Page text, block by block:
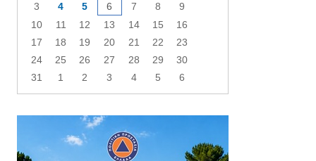
3
4 5 6 7 8
9
10
11 12 13 14 15
16
17
18 19 20 21 22
23
24
25 26 27 28 29
30
31
1 2 3 4 5 6